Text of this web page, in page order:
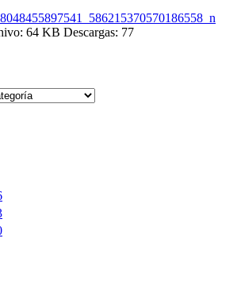
64 KB Descargas: 77